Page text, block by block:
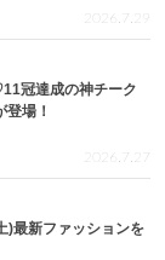
2026.7.29
冠達成の神チーク
場！
2026.7.27
)最新ファッションを